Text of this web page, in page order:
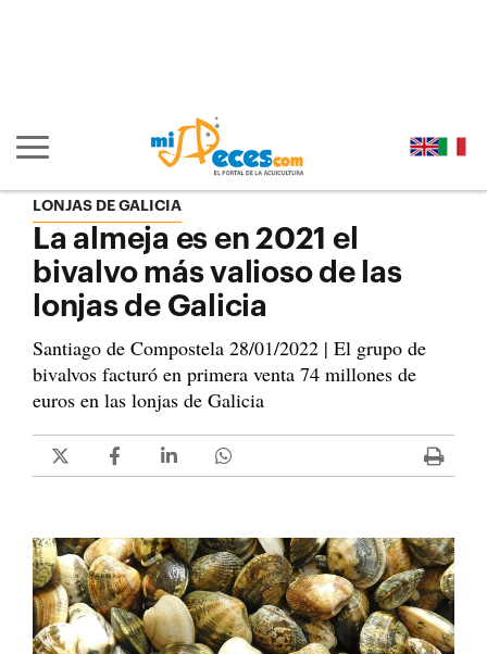
Mostrar/ocultar navegación principal
LONJAS DE GALICIA
La almeja es en 2021 el
bivalvo más valioso de las
lonjas de Galicia
Santiago de Compostela 28/01/2022 | El grupo de
bivalvos facturó en primera venta 74 millones de
euros en las lonjas de Galicia